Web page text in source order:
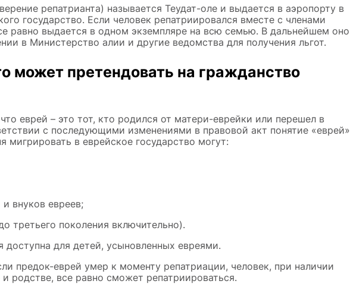
репатрианта) называется Теудат-оле и выдается в аэропорту в
государство. Если человек репатриировался вместе с членами
равно выдается в одном экземпляре на всю семью. В дальнейшем оно
в Министерство алии и другие ведомства для получения льгот.
может претендовать на гражданство
еврей – это тот, кто родился от матери-еврейки или перешел в
с последующими изменениями в правовой акт понятие «еврей»
мигрировать в еврейское государство могут:
и внуков евреев;
третьего поколения включительно).
доступна для детей, усыновленных евреями.
предок-еврей умер к моменту репатриации, человек, при наличии
родстве, все равно сможет репатриироваться.